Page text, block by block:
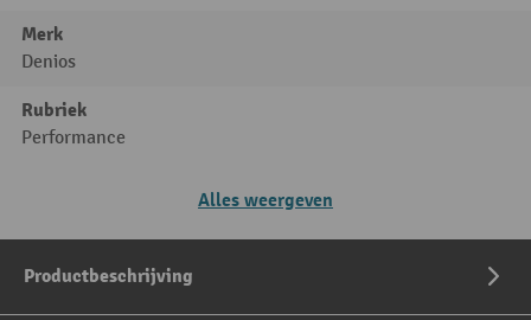
Merk
Denios
Rubriek
Performance
Alles weergeven
Productbeschrijving